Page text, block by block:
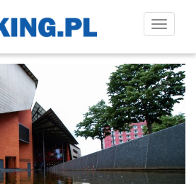
Toggle